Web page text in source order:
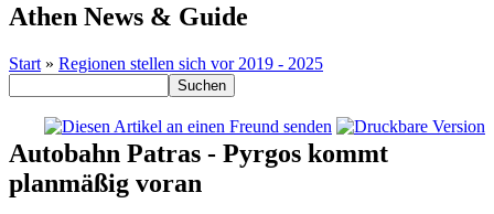
Athen News & Guide
Start » Regionen stellen sich vor 2019 - 2025
Autobahn Patras - Pyrgos kommt
planmäßig voran